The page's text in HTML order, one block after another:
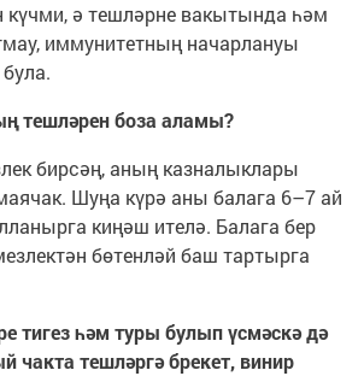
күчми, ә тешләрне вакытында һәм
иммунитетның начарлануы
тешләрен боза аламы?
бирсәң, аның казналыклары
Шуңа күрә аны балага 6–7 ай
киңәш ителә. Балага бер
бөтенләй баш тартырга
тигез һәм туры булып үсмәскә дә
чакта тешләргә брекет, винир